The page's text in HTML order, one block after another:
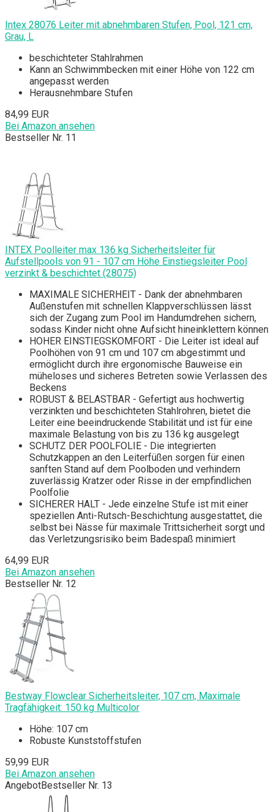
Intex 28076 Leiter mit abnehmbaren Stufen, Pool, 121 cm,
Grau, L
beschichteter Stahlrahmen
Kann an Schwimmbecken mit einer Höhe von 122 cm
angepasst werden
Herausnehmbare Stufen
84,99 EUR
Bei Amazon ansehen
Bestseller Nr. 11
INTEX Poolleiter max 136 kg Sicherheitsleiter für
Aufstellpools von 91 - 107 cm Höhe Einstiegsleiter Pool
verzinkt & beschichtet (28075)
MAXIMALE SICHERHEIT - Dank der abnehmbaren
Außenstufen mit schnellen Klappverschlüssen lässt
sich der Zugang zum Pool im Handumdrehen sichern,
sodass Kinder nicht ohne Aufsicht hineinklettern können
HOHER EINSTIEGSKOMFORT - Die Leiter ist ideal auf
Poolhöhen von 91 cm und 107 cm abgestimmt und
ermöglicht durch ihre ergonomische Bauweise ein
müheloses und sicheres Betreten sowie Verlassen des
Beckens
ROBUST & BELASTBAR - Gefertigt aus hochwertig
verzinkten und beschichteten Stahlrohren, bietet die
Leiter eine beeindruckende Stabilität und ist für eine
maximale Belastung von bis zu 136 kg ausgelegt
SCHUTZ DER POOLFOLIE - Die integrierten
Schutzkappen an den Leiterfüßen sorgen für einen
sanften Stand auf dem Poolboden und verhindern
zuverlässig Kratzer oder Risse in der empfindlichen
Poolfolie
SICHERER HALT - Jede einzelne Stufe ist mit einer
speziellen Anti-Rutsch-Beschichtung ausgestattet, die
selbst bei Nässe für maximale Trittsicherheit sorgt und
das Verletzungsrisiko beim Badespaß minimiert
64,99 EUR
Bei Amazon ansehen
Bestseller Nr. 12
Bestway Flowclear Sicherheitsleiter, 107 cm, Maximale
Tragfähigkeit: 150 kg Multicolor
Höhe: 107 cm
Robuste Kunststoffstufen
59,99 EUR
Bei Amazon ansehen
AngebotBestseller Nr. 13